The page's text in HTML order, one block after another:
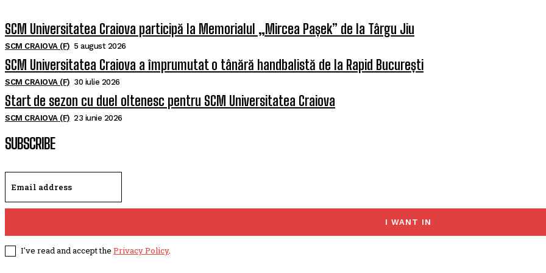
SCM Universitatea Craiova participă la Memorialul „Mircea Pașek” de la Târgu Jiu
SCM CRAIOVA (F) 5 august 2026
SCM Universitatea Craiova a împrumutat o tânără handbalistă de la Rapid București
SCM CRAIOVA (F) 30 iulie 2026
Start de sezon cu duel oltenesc pentru SCM Universitatea Craiova
SCM CRAIOVA (F) 23 iunie 2026
SUBSCRIBE
I WANT IN
I've read and accept the Privacy Policy.